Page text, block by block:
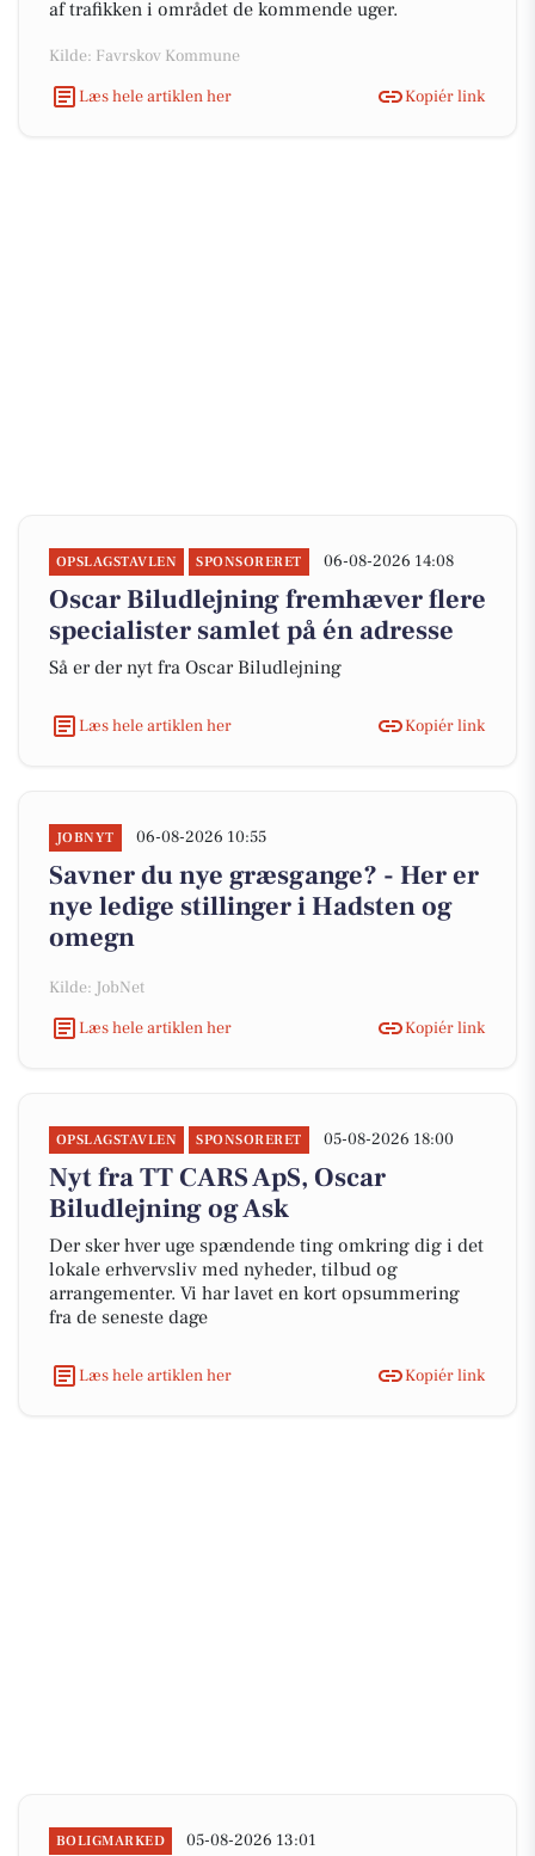
af trafikken i området de kommende uger.
Kilde: Favrskov Kommune
Læs hele artiklen her
Kopiér link
OPSLAGSTAVLEN SPONSORERET 06-08-2026 14:08
Oscar Biludlejning fremhæver flere
specialister samlet på én adresse
Så er der nyt fra Oscar Biludlejning
Læs hele artiklen her Kopiér link
JOBNYT 06-08-2026 10:55
Savner du nye græsgange? - Her er
nye ledige stillinger i Hadsten og
omegn
Kilde: JobNet
Læs hele artiklen her
Kopiér link
OPSLAGSTAVLEN SPONSORERET 05-08-2026 18:00
Nyt fra TT CARS ApS, Oscar
Biludlejning og Ask
Der sker hver uge spændende ting omkring dig i det
lokale erhvervsliv med nyheder, tilbud og
arrangementer. Vi har lavet en kort opsummering
fra de seneste dage
Læs hele artiklen her Kopiér link
BOLIGMARKED 05-08-2026 13:01